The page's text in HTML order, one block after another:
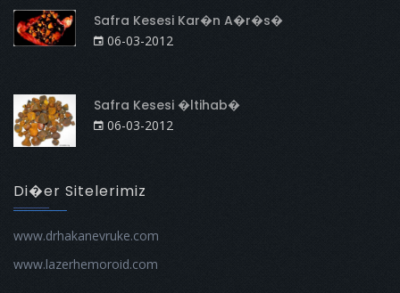
Safra Kesesi Kar�n A�r�s�
06-03-2012
Safra Kesesi �ltihab�
06-03-2012
Di�er Sitelerimiz
www.drhakanevruke.com
www.lazerhemoroid.com